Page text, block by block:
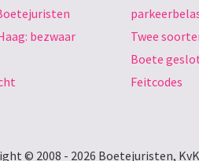
bezwaar
Twee
Boete
Feitcodes
© 2008 - 2026 Boetejuristen, KvK